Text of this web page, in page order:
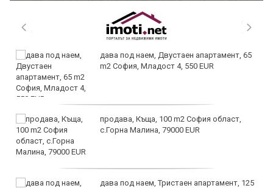
дава под наем, Двустаен апартамент, 65
m2 София, Младост 4, 550 EUR
продава, Къща, 100 m2 София област,
с.Горна Малина, 79000 EUR
дава под наем, Тристаен апартамент, 125